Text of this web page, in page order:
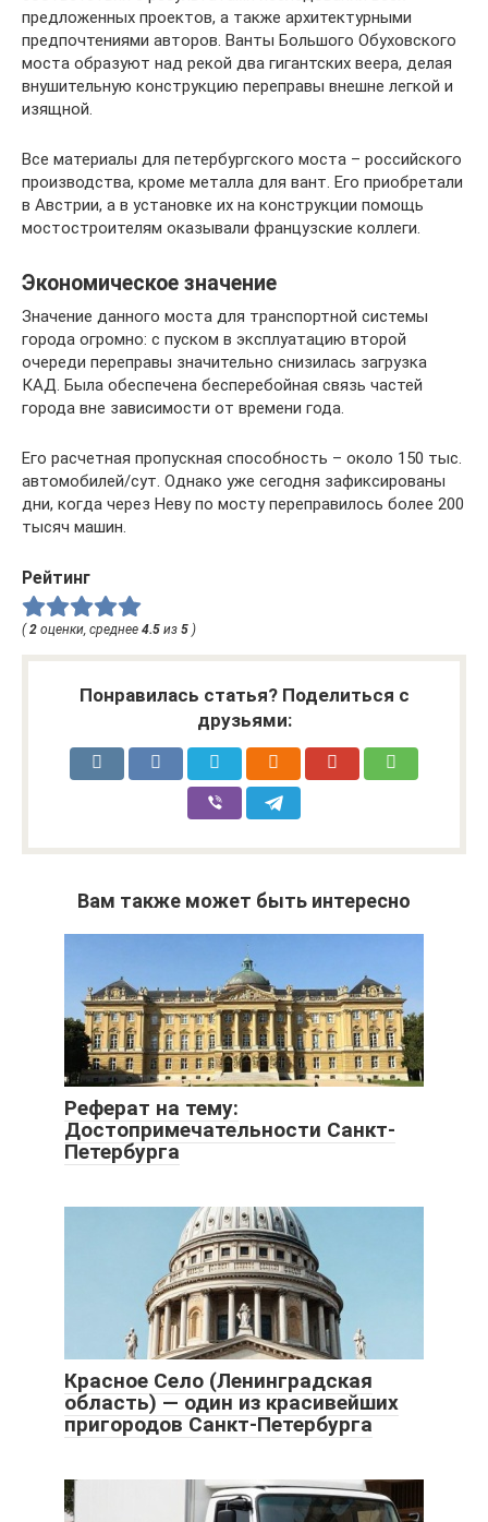
предложенных проектов, а также архитектурными
предпочтениями авторов. Ванты Большого Обуховского
моста образуют над рекой два гигантских веера, делая
внушительную конструкцию переправы внешне легкой и
изящной.
Все материалы для петербургского моста – российского
производства, кроме металла для вант. Его приобретали
в Австрии, а в установке их на конструкции помощь
мостостроителям оказывали французские коллеги.
Экономическое значение
Значение данного моста для транспортной системы
города огромно: с пуском в эксплуатацию второй
очереди переправы значительно снизилась загрузка
КАД. Была обеспечена бесперебойная связь частей
города вне зависимости от времени года.
Его расчетная пропускная способность – около 150 тыс.
автомобилей/сут. Однако уже сегодня зафиксированы
дни, когда через Неву по мосту переправилось более 200
тысяч машин.
Рейтинг
(2 оценки, среднее 4.5 из 5 )
Понравилась статья? Поделиться с
друзьями:
Вам также может быть интересно
Реферат на тему:
Достопримечательности Санкт-
Петербурга
Красное Село (Ленинградская
область) — один из красивейших
пригородов Санкт-Петербурга